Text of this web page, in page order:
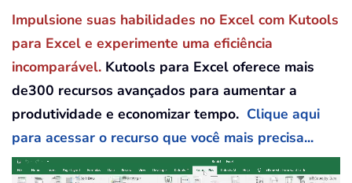
Impulsione suas habilidades no Excel com Kutools
para Excel e experimente uma eficiência
incomparável. Kutools para Excel oferece mais
de300 recursos avançados para aumentar a
produtividade e economizar tempo. Clique aqui
para acessar o recurso que você mais precisa...